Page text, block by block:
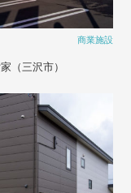
商業施設
（三沢市）